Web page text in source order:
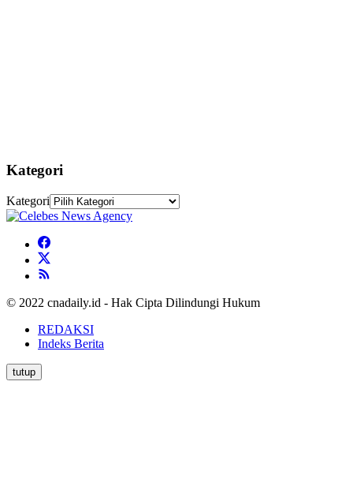
Kategori
Kategori
© 2022 cnadaily.id - Hak Cipta Dilindungi Hukum
REDAKSI
Indeks Berita
tutup